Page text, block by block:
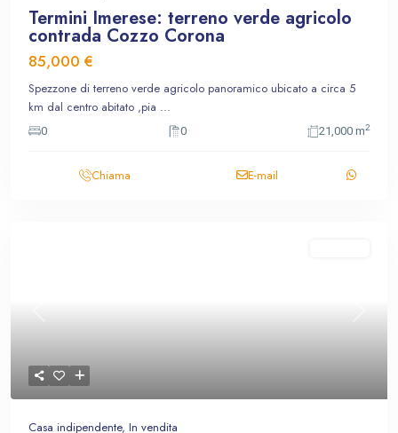
Termini Imerese: terreno verde agricolo
contrada Cozzo Corona
85,000 €
Spezzone di terreno verde agricolo panoramico ubicato a circa 5
km dal centro abitato ,pia ...
0 0 21,000 m2
Chiama E-mail
Casa indipendente, In vendita